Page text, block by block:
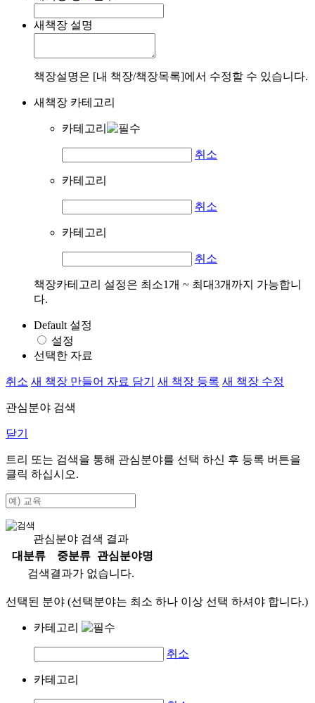
새책장 설명
책장설명은 [내 책장/책장목록]에서 수정할 수 있습니다.
새책장 카테고리
카테고리
취소
카테고리
취소
카테고리
취소
책장카테고리 설정은 최소1개 ~ 최대3개까지 가능합니
다.
Default 설정
설정
선택한 자료
취소 새 책장 만들어 자료 담기 새 책장 등록 새 책장 수정
관심분야 검색
닫기
트리 또는 검색을 통해 관심분야를 선택 하신 후 등록 버튼을
클릭 하십시오.
관심분야 검색 결과
대분류
중분류
관심분야명
검색결과가 없습니다.
선택된 분야 (선택분야는 최소 하나 이상 선택 하셔야 합니다.)
카테고리
취소
카테고리